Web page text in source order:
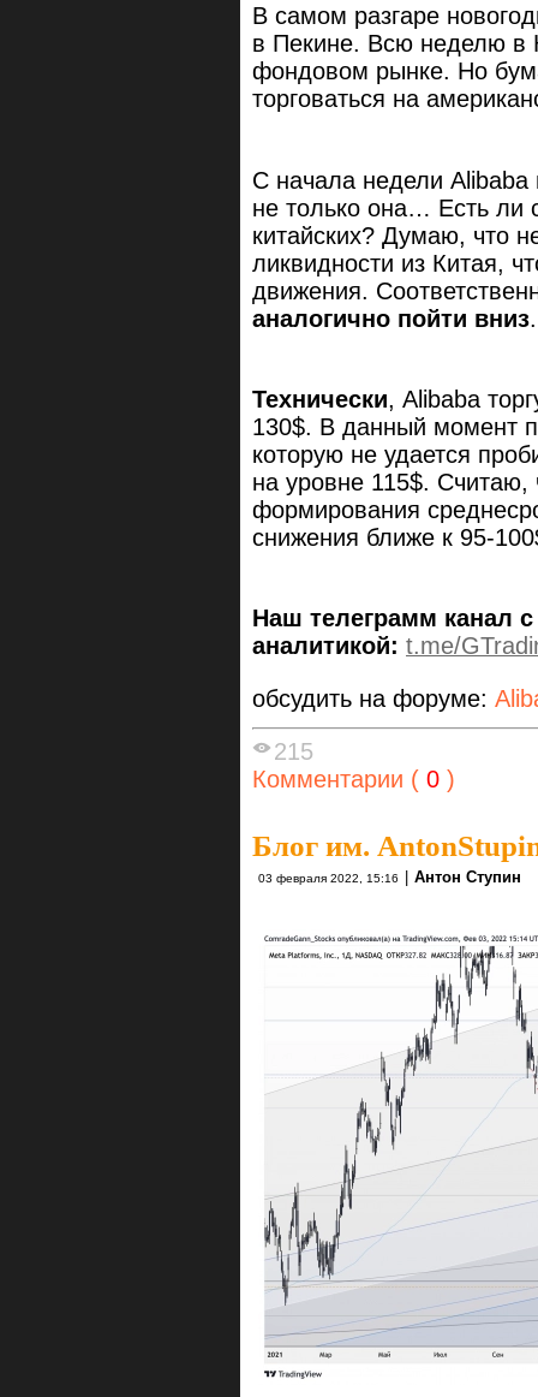
В самом разгаре
в Пекине. Всю неделю в
фондовом рынке. Но
торговаться на
С начала недели Alibaba
не только она… Есть ли
китайских? Думаю, что
ликвидности из Китая,
движения.
аналогично пойти вниз
Технически, Alibaba
130$. В данный момент
которую не удается
на уровне 115$. Считаю,
формирования
снижения ближе к 95-
Наш телеграмм канал
аналитикой: t.me/
обсудить на форуме:
215
Комментарии ( 0 )
Блог им.
03 февраля 2022, 15:16 Антон Ступин